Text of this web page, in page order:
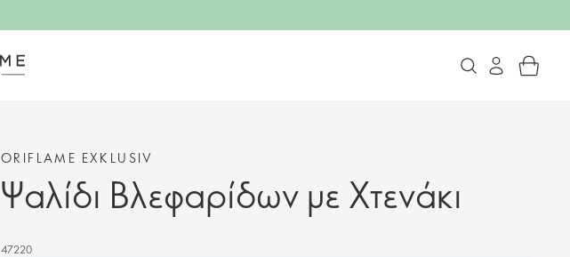
ORIFLAME EXKLUSIV
Ψαλίδι Βλεφαρίδων με Χτενάκι
47220